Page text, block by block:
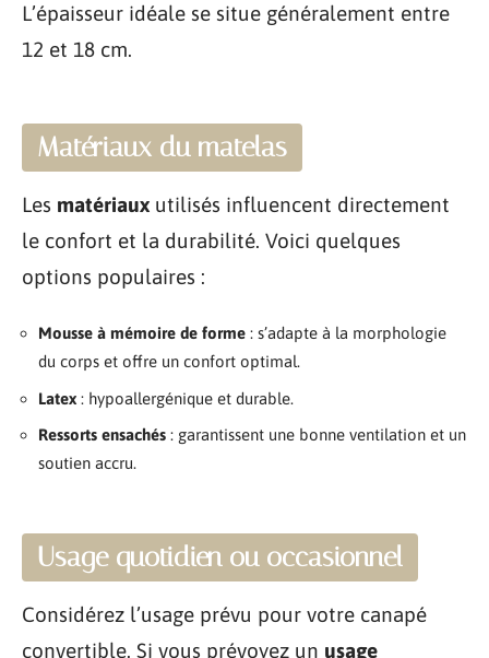
L’épaisseur idéale se situe généralement entre
12 et 18 cm.
Matériaux du matelas
Les matériaux utilisés influencent directement
le confort et la durabilité. Voici quelques
options populaires :
Mousse à mémoire de forme : s’adapte à la morphologie
du corps et offre un confort optimal.
Latex : hypoallergénique et durable.
Ressorts ensachés : garantissent une bonne ventilation et un
soutien accru.
Usage quotidien ou occasionnel
Considérez l’usage prévu pour votre canapé
convertible. Si vous prévoyez un usage